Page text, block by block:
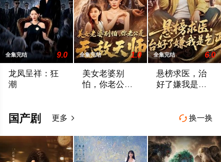
全集完结 9.0
龙凤呈祥：狂
潮
全集完结 1.0
美女老婆别
怕，你老公是
全集完结 6.0
悬榜求医，治
好了嫌我是乞
 换一换
国产剧 更多 